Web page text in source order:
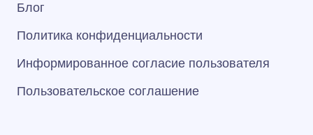
Блог
Политика конфиденциальности
Информированное согласие пользователя
Пользовательское соглашение